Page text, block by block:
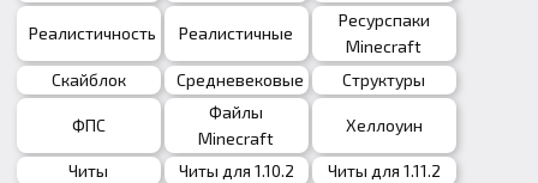
Реалистичность Реалистичные
Ресурспаки
Minecraft
Скайблок
Средневековые Структуры
ФПС
Файлы
Minecraft
Хеллоуин
Читы Читы для 1.10.2
Читы для 1.11.2